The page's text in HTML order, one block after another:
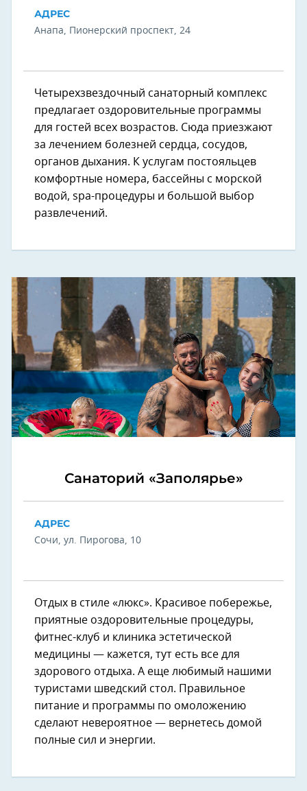
АДРЕС
Анапа, Пионерский проспект, 24
Четырехзвездочный санаторный комплекс
предлагает оздоровительные программы
для гостей всех возрастов. Сюда приезжают
за лечением болезней сердца, сосудов,
органов дыхания. К услугам постояльцев
комфортные номера, бассейны с морской
водой, spa-процедуры и большой выбор
развлечений.
Санаторий «Заполярье»
АДРЕС
Сочи, ул. Пирогова, 10
Отдых в стиле «люкс». Красивое побережье,
приятные оздоровительные процедуры,
фитнес-клуб и клиника эстетической
медицины — кажется, тут есть все для
здорового отдыха. А еще любимый нашими
туристами шведский стол. Правильное
питание и программы по омоложению
сделают невероятное — вернетесь домой
полные сил и энергии.